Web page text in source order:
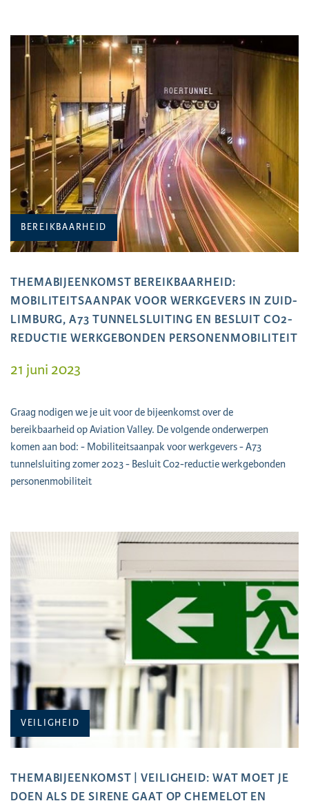
BEREIKBAARHEID
THEMABIJEENKOMST BEREIKBAARHEID:
MOBILITEITSAANPAK VOOR WERKGEVERS IN ZUID-
LIMBURG, A73 TUNNELSLUITING EN BESLUIT CO2-
REDUCTIE WERKGEBONDEN PERSONENMOBILITEIT
21 juni 2023
Graag nodigen we je uit voor de bijeenkomst over de
bereikbaarheid op Aviation Valley. De volgende onderwerpen
komen aan bod: - Mobiliteitsaanpak voor werkgevers - A73
tunnelsluiting zomer 2023 - Besluit Co2-reductie werkgebonden
personenmobiliteit
VEILIGHEID
THEMABIJEENKOMST | VEILIGHEID: WAT MOET JE
DOEN ALS DE SIRENE GAAT OP CHEMELOT EN